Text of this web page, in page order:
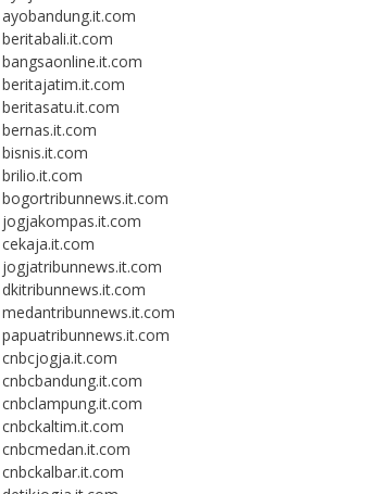
ayobandung.it.com
beritabali.it.com
bangsaonline.it.com
beritajatim.it.com
beritasatu.it.com
bernas.it.com
bisnis.it.com
brilio.it.com
bogortribunnews.it.com
jogjakompas.it.com
cekaja.it.com
jogjatribunnews.it.com
dkitribunnews.it.com
medantribunnews.it.com
papuatribunnews.it.com
cnbcjogja.it.com
cnbcbandung.it.com
cnbclampung.it.com
cnbckaltim.it.com
cnbcmedan.it.com
cnbckalbar.it.com